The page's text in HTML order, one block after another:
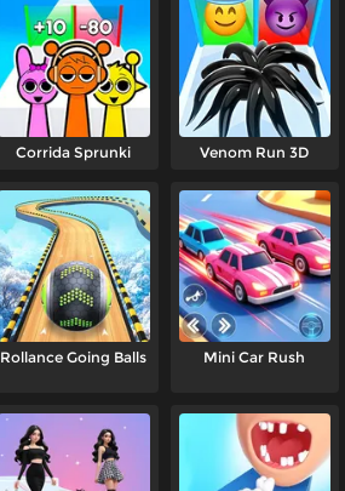
Corrida Sprunki Venom Run 3D
Rollance Going Balls Mini Car Rush